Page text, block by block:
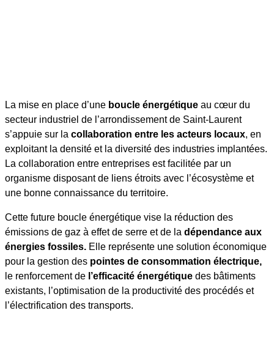
La mise en place d’une boucle énergétique au cœur du
secteur industriel de l’arrondissement de Saint-Laurent
s’appuie sur la collaboration entre les acteurs locaux, en
exploitant la densité et la diversité des industries implantées.
La collaboration entre entreprises est facilitée par un
organisme disposant de liens étroits avec l’écosystème et
une bonne connaissance du territoire.
Cette future boucle énergétique vise la réduction des
émissions de gaz à effet de serre et de la dépendance aux
énergies fossiles. Elle représente une solution économique
pour la gestion des pointes de consommation électrique,
le renforcement de l’efficacité énergétique des bâtiments
existants, l’optimisation de la productivité des procédés et
l’électrification des transports.